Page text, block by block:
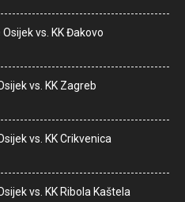
vs. KK Đakovo
vs. KK Zagreb
vs. KK Crikvenica
vs. KK Ribola Kaštela